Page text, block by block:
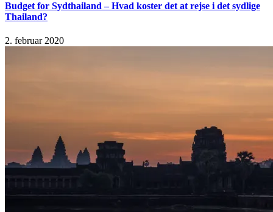
Budget for Sydthailand – Hvad koster det at rejse i det sydlige
Thailand?
2. februar 2020